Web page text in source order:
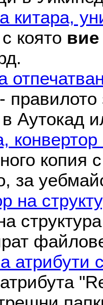
китара,
която вие
-
Аутокад
копия
за
на
атрибути